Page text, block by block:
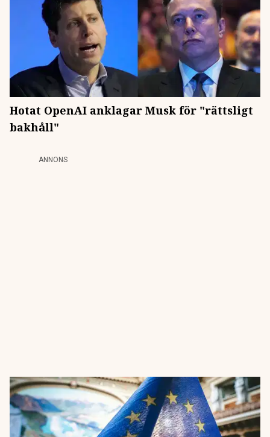
Hotat OpenAI anklagar Musk för "rättsligt
bakhåll"
ANNONS